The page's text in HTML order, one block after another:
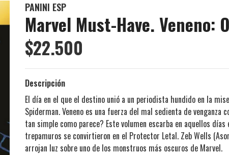
PANINI ESP
Marvel Must-Have. Veneno:
$22.500
Descripción
El día en el que el destino unió a un periodista hundido en la
Spiderman. Veneno es una fuerza del mal sedienta de
tan simple como parece? Este volumen escarba en aquellos
trepamuros se convirtieron en el Protector Letal. Zeb Wells
arrojan luz sobre uno de los monstruos más oscuros de Marvel.